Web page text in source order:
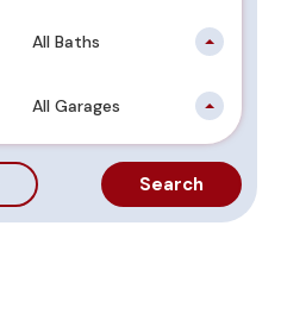
All Baths
All Garages
Search